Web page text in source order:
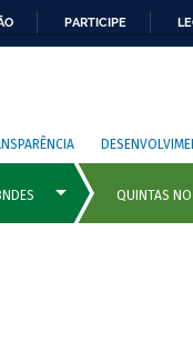
PARTICIPE